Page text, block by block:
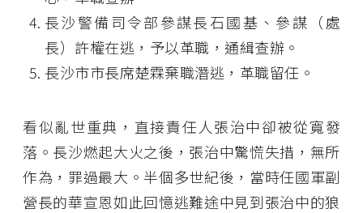
長沙警備司令部參謀長石國基、參謀（處
長）許權在逃，予以革職，通緝查辦。
長沙市市長席楚霖棄職潛逃，革職留任。
看似亂世重典，直接責任人張治中卻被從寬發
落。長沙燃起大火之後，張治中驚慌失措，無所
作為，罪過最大。半個多世紀後，當時任國軍副
營長的華宣恩如此回憶逃難途中見到張治中的狼